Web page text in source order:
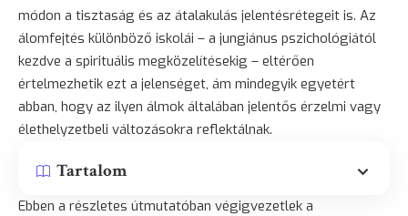
módon a tisztaság és az átalakulás jelentésrétegeit is. Az
álomfejtés különböző iskolái – a jungiánus pszichológiától
kezdve a spirituális megközelítésekig – eltérően
értelmezhetik ezt a jelenséget, ám mindegyik egyetért
abban, hogy az ilyen álmok általában jelentős érzelmi vagy
élethelyzetbeli változásokra reflektálnak.
Tartalom
Ebben a részletes útmutatóban végigvezetlek a